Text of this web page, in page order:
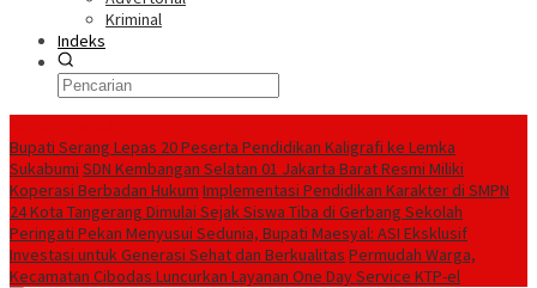
Kriminal
Indeks
Bupati Serang Lepas 20 Peserta Pendidikan Kaligrafi ke Lemka
Sukabumi SDN Kembangan Selatan 01 Jakarta Barat Resmi Miliki
Koperasi Berbadan Hukum Implementasi Pendidikan Karakter di SMPN
24 Kota Tangerang Dimulai Sejak Siswa Tiba di Gerbang Sekolah
Peringati Pekan Menyusui Sedunia, Bupati Maesyal: ASI Eksklusif
Investasi untuk Generasi Sehat dan Berkualitas Permudah Warga,
Kecamatan Cibodas Luncurkan Layanan One Day Service KTP-el